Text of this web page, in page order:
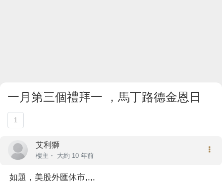
一月第三個禮拜一 ，馬丁路德金恩日
1
艾利獅
樓主 ・ 大約 10 年前
如題，美股外匯休市,,,,